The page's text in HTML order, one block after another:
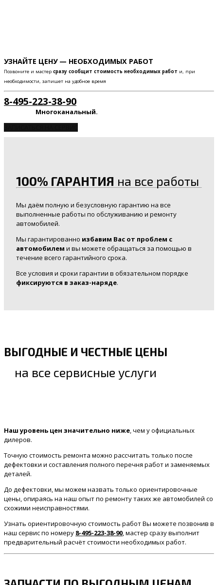
УЗНАЙТЕ ЦЕНУ — НЕОБХОДИМЫХ РАБОТ
Позвоните и мастер сразу сообщит стоимость необходимых работ и, при
необходимости, запишет на удобное время
8-495-223-38-90
Многоканальный.
100% ГАРАНТИЯ на все работы
Мы даём полную и безусловную гарантию на все
выполненные работы по обслуживанию и ремонту
автомобилей.
Мы гарантированно избавим Вас от проблем с
автомобилем и вы можете обращаться за помощью в
течение всего гарантийного срока.
Все условия и сроки гарантии в обязательном порядке
фиксируются в заказ-наряде.
ВЫГОДНЫЕ И ЧЕСТНЫЕ ЦЕНЫ
на все сервисные услуги
Наш уровень цен значительно ниже , чем у официальных
дилеров.
Точную стоимость ремонта можно рассчитать только после
дефектовки и составления полного перечня работ и заменяемых
деталей.
До дефектовки, мы можем назвать только ориентировочные
цены, опираясь на наш опыт по ремонту таких же автомобилей со
схожими неисправностями.
Узнать ориентировочную стоимость работ Вы можете позвонив в
наш сервис по номеру 8-495-223-38-90 , мастер сразу выполнит
предварительный расчёт стоимости необходимых работ.